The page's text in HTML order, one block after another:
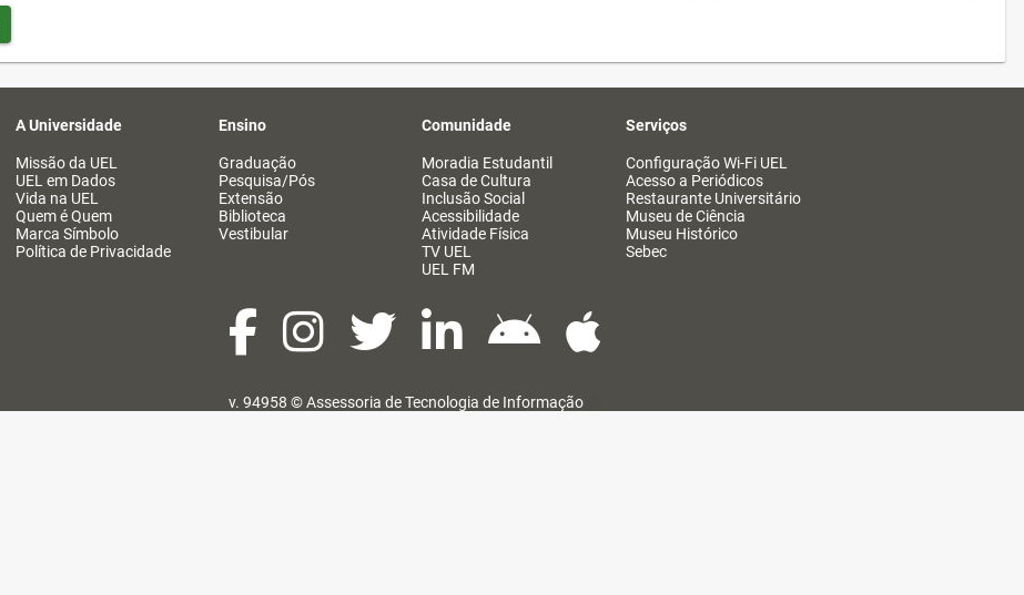
A Universidade
Missão da UEL
UEL em Dados
Vida na UEL
Quem é Quem
Marca Símbolo
Política de Privacidade
Ensino
Graduação
Pesquisa/Pós
Extensão
Biblioteca
Vestibular
Comunidade
Moradia Estudantil
Casa de Cultura
Inclusão Social
Acessibilidade
Atividade Física
TV UEL
UEL FM
Serviços
Configuração Wi-Fi UEL
Acesso a Periódicos
Restaurante Universitário
Museu de Ciência
Museu Histórico
Sebec
v. 94958 ©Assessoria de Tecnologia de Informação